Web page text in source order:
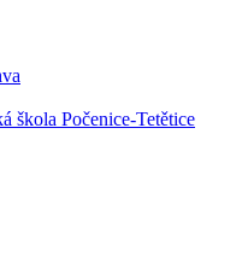
škola Počenice-Tetětice